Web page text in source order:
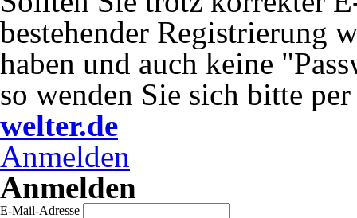
bestehender Registrierung
haben und auch keine
so wenden Sie sich bitte
welter.de
Anmelden
Anmelden
E-Mail-Adresse